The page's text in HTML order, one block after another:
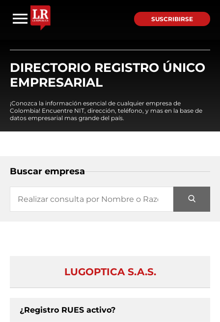
SUSCRIBIRSE
DIRECTORIO REGISTRO ÚNICO
EMPRESARIAL
¡Conozca la información esencial de cualquier empresa de
Colombia! Encuentre NIT, dirección, teléfono, y mas en la base de
datos empresarial mas grande del país.
Buscar empresa
LUGOPTICA S.A.S.
¿Registro RUES activo?